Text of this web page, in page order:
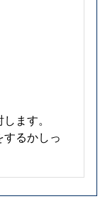
ます。
るかしっ